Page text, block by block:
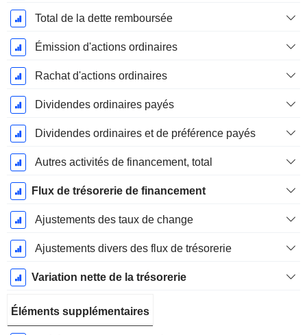
Total de la dette remboursée
Émission d'actions ordinaires
Rachat d'actions ordinaires
Dividendes ordinaires payés
Dividendes ordinaires et de préférence payés
Autres activités de financement, total
Flux de trésorerie de financement
Ajustements des taux de change
Ajustements divers des flux de trésorerie
Variation nette de la trésorerie
Éléments supplémentaires